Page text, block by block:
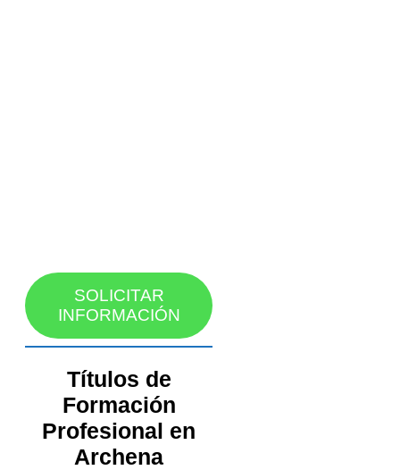
SOLICITAR
INFORMACIÓN
Títulos de
Formación
Profesional en
Archena